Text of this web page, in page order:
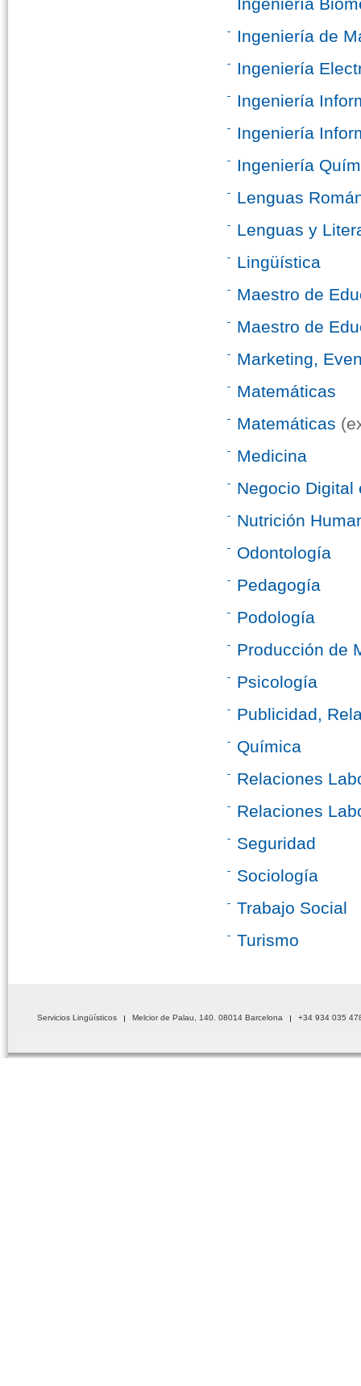
Ingeniería de
Ingeniería
Ingeniería
Ingeniería
Ingeniería
Lenguas
Lenguas y
Lingüística
Maestro de
Maestro de
Marketing,
Matemáticas
Matemáticas
Medicina
Negocio Digital
Nutrición
Odontología
Pedagogía
Podología
Producción de
Psicología
Publicidad,
Química
Relaciones
Relaciones
Seguridad
Sociología
Trabajo Social
Turismo
Servicios Lingüísticos Melcior de Palau, 140. 08014 Barcelona +34 934 035